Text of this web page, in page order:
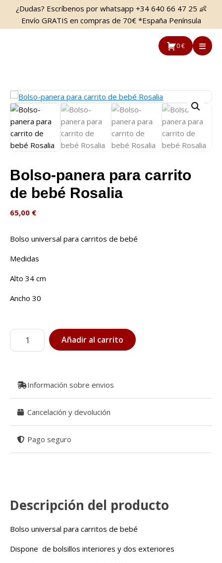
Saltar
contenido
Saltar
la
¿Dudas? Escríbenos por whatsapp +34 640 66 47 25 👶
Envío GRATIS en compras de 70€ *España Península
0 €
Bolso-panera para carrito
de bebé Rosalia
65,00 €
Bolso universal para carritos de bebé
Medidas
Alto 34 cm
Ancho 30
Bolso-
panera
de
cantidad
Añadir al carrito
Información sobre envios
Cancelación y devolución
Pago seguro
Descripción del producto
Bolso universal para carritos de bebé
Dispone de bolsillos interiores y dos exteriores